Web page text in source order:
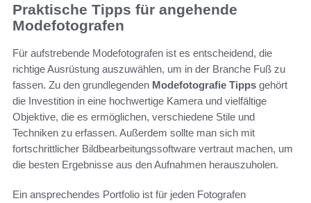
Praktische Tipps für angehende
Modefotografen
Für aufstrebende Modefotografen ist es entscheidend, die
richtige Ausrüstung auszuwählen, um in der Branche Fuß zu
fassen. Zu den grundlegenden Modefotografie Tipps gehört
die Investition in eine hochwertige Kamera und vielfältige
Objektive, die es ermöglichen, verschiedene Stile und
Techniken zu erfassen. Außerdem sollte man sich mit
fortschrittlicher Bildbearbeitungssoftware vertraut machen, um
die besten Ergebnisse aus den Aufnahmen herauszuholen.
Ein ansprechendes Portfolio ist für jeden Fotografen